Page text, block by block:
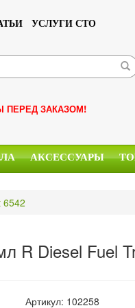
УСЛУГИ СТО
ПЕРЕД ЗАКАЗОМ!
АКСЕССУАРЫ
6542
R Diesel Fuel
Артикул: 102258